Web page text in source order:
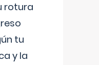
rotura
tu
y la